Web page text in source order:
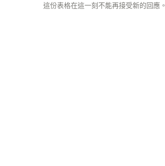
這份表格在這一刻不能再接受新的回應。